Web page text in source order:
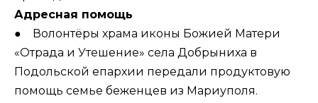
Адресная помощь
● Волонтёры храма иконы Божией Матери
«Отрада и Утешение» села Добрыниха в
Подольской епархии передали продуктовую
помощь семье беженцев из Мариуполя.